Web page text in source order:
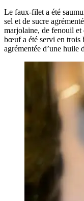
Le faux-filet a été
sel et de sucre
marjolaine, de fenouil et
bœuf a été servi en trois
agrémentée d’une huile